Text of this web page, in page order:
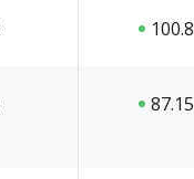
100.8
87.15